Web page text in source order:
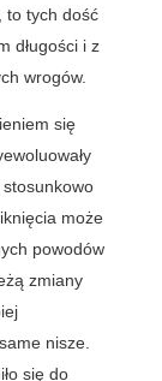
to tych dość
długości i z
wrogów.
się
może
powodów
zmiany
nisze.
się do